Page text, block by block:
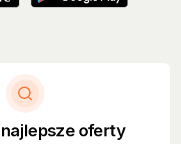
oferty